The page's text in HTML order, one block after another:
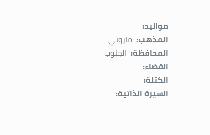
مواليد:
المذهب: ماروني
المحافظة: الجنوب
القضاء:
الكتلة:
السيرة الذاتية: